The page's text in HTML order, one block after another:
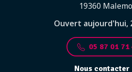
19360
Ouvert aujourd'hui,
05 87 01 71
Nous contacter